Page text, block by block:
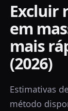
Excluir
em
mais
(2026)
Estimativas
método